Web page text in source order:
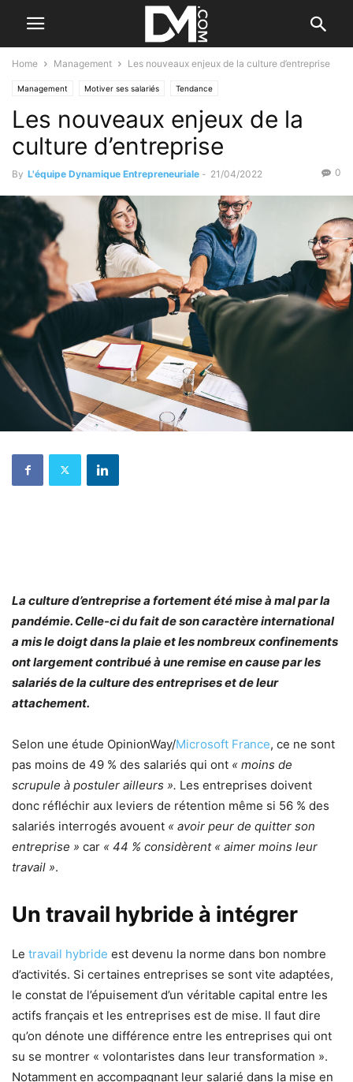
Home Management Les nouveaux enjeux de la culture d’entreprise
Management Motiver ses salariés Tendance
Les nouveaux enjeux de la
culture d’entreprise
By L'équipe Dynamique Entrepreneuriale - 21/04/2022 0
La culture d’entreprise a fortement été mise à mal par la
pandémie. Celle-ci du fait de son caractère international
a mis le doigt dans la plaie et les nombreux confinements
ont largement contribué à une remise en cause par les
salariés de la culture des entreprises et de leur
attachement.
Selon une étude OpinionWay/Microsoft France, ce ne sont
pas moins de 49 % des salariés qui ont « moins de
scrupule à postuler ailleurs ». Les entreprises doivent
donc réfléchir aux leviers de rétention même si 56 % des
salariés interrogés avouent « avoir peur de quitter son
entreprise » car « 44 % considèrent « aimer moins leur
travail ».
Un travail hybride à intégrer
Le travail hybride est devenu la norme dans bon nombre
d’activités. Si certaines entreprises se sont vite adaptées,
le constat de l’épuisement d’un véritable capital entre les
actifs français et les entreprises est de mise. Il faut dire
qu’on dénote une différence entre les entreprises qui ont
su se montrer « volontaristes dans leur transformation ».
Notamment en accompagnant leur salarié dans la mise en